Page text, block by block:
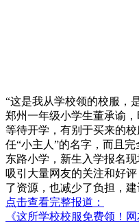
“这是我从学校领的校服，
郑州一年级小学生董承谕
等待开学，有别于买来的
任“小主人”的名字，而且
东路小学，新生入学报名现
吸引大量网友的关注和好
了资源，也减少了负担，建
点击查看完整报道：
《这所学校校服免费领！